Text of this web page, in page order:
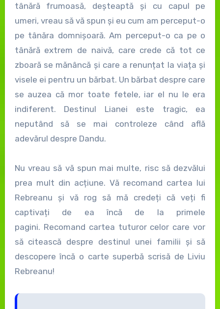
tânără frumoasă, deșteaptă și cu capul pe
umeri, vreau să vă spun și eu cum am perceput-o
pe tânăra domnișoară. Am perceput-o ca pe o
tânără extrem de naivă, care crede că tot ce
zboară se mănâncă și care a renunțat la viața și
visele ei pentru un bărbat. Un bărbat despre care
se auzea că mor toate fetele, iar el nu le era
indiferent. Destinul Lianei este tragic, ea
neputând să se mai controleze când află
adevărul despre Dandu.
Nu vreau să vă spun mai multe, risc să dezvălui
prea mult din acțiune. Vă recomand cartea lui
Rebreanu și vă rog să mă credeți că veți fi
captivați de ea încă de la primele
pagini. Recomand cartea tuturor celor care vor
să citească despre destinul unei familii și să
descopere încă o carte superbă scrisă de Liviu
Rebreanu!